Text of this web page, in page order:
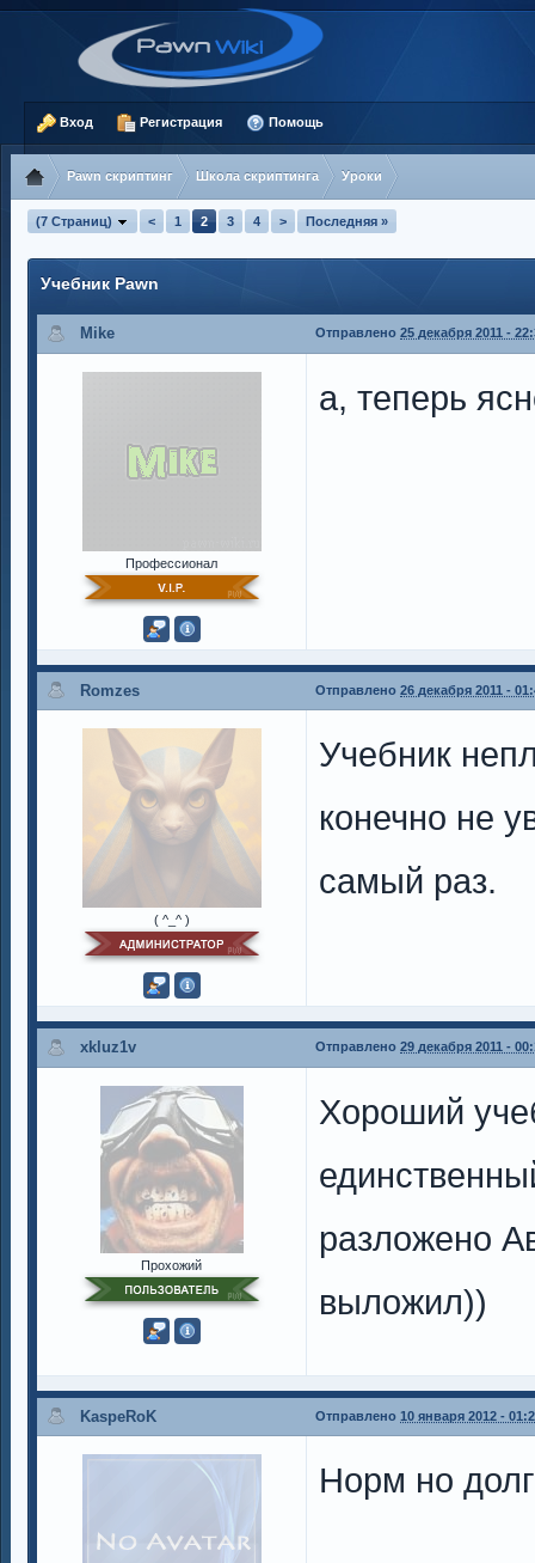
Вход Регистрация Помощь
Pawn скриптинг Школа скриптинга Уроки
(7 Страниц) < 1 2 3 4 > Последняя »
Учебник Pawn
Mike Отправлено 25 декабря 2011 -
Профессионал
а, теперь
Romzes Отправлено 26 декабря 2011 -
( ^_^ )
Учебник
конечно не
самый раз.
xkluz1v Отправлено 29 декабря 2011 -
Прохожий
Хороший
разложено
выложил))
KaspeRoK Отправлено 10 января 2012 -
Норм но